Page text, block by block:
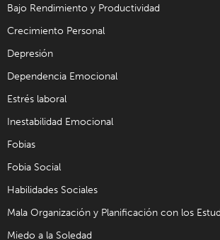
Bajo Rendimiento y Productividad
Crecimiento Personal
Depresión
Dependencia Emocional
Estrés laboral
Inestabilidad Emocional
Fobias
Fobia Social
Habilidades Sociales
Mala Organización y Planificación con los
Miedo a la Soledad